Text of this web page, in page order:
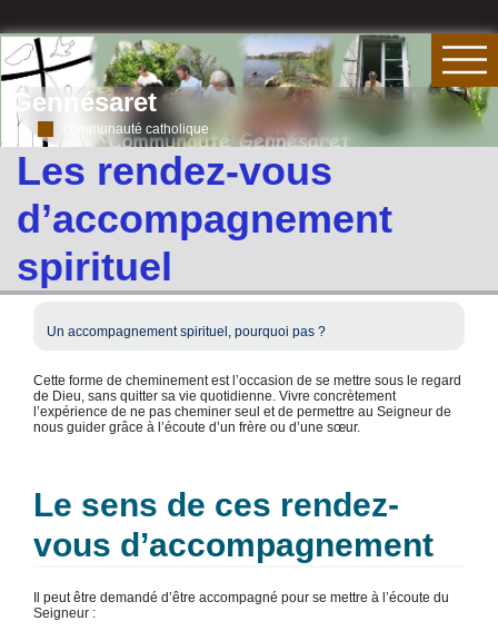
Gennésaret
communauté catholique
Les rendez-vous
d’accompagnement
spirituel
Un accompagnement spirituel, pourquoi pas ?
Cette forme de cheminement est l’occasion de se mettre sous le regard
de Dieu, sans quitter sa vie quotidienne. Vivre concrètement
l’expérience de ne pas cheminer seul et de permettre au Seigneur de
nous guider grâce à l’écoute d’un frère ou d’une sœur.
Le sens de ces rendez-
vous d’accompagnement
Il peut être demandé d’être accompagné pour se mettre à l’écoute du
Seigneur :